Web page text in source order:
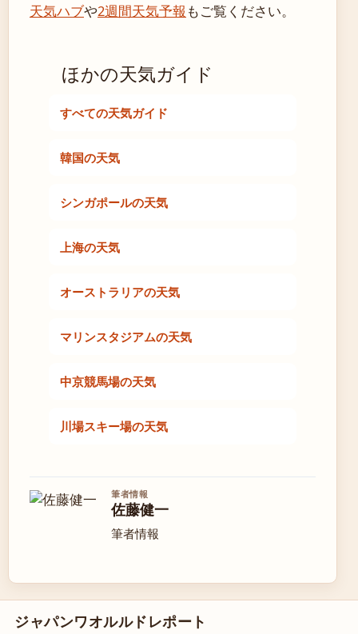
天気ハブや2週間天気予報 もご覧ください。
ほかの天気ガイド
すべての天気ガイド
韓国の天気
シンガポールの天気
上海の天気
オーストラリアの天気
マリンスタジアムの天気
中京競馬場の天気
川場スキー場の天気
筆者情報
佐藤健一
筆者情報
ジャパンワオルルドレポート